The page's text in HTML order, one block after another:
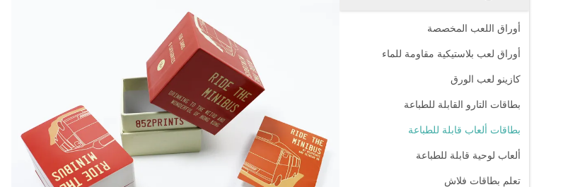
أوراق اللعب المخصصة
أوراق لعب بلاستيكية مقاومة للماء
كازينو لعب الورق
بطاقات التارو القابلة للطباعة
بطاقات ألعاب قابلة للطباعة
ألعاب لوحية قابلة للطباعة
تعلم بطاقات فلاش